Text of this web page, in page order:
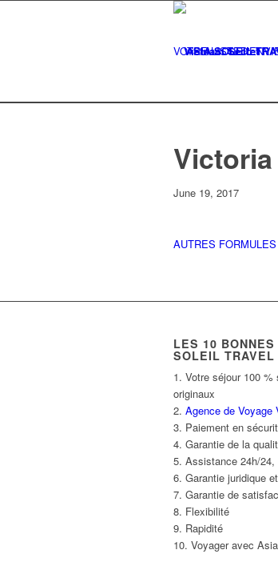
Vietnam Secret
VOTRE LISTE
June 19, 2017
AUTRES FORMULES
LES 10
SOLEIL TRAVEL
1. Votre séjour 100
originaux
2. Agence de Voyage
3. Paiement en
4. Garantie de la
5. Assistance 24h/
6. Garantie juridique
7. Garantie de
8. Flexibilité
9. Rapidité
10. Voyager avec